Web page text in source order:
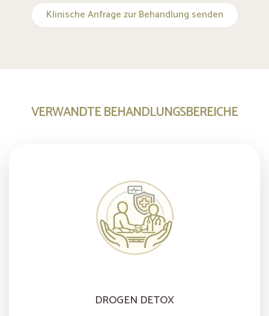
Klinische Anfrage zur Behandlung senden
VERWANDTE BEHANDLUNGSBEREICHE
DROGEN DETOX